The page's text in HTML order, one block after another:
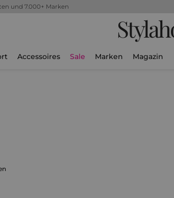
und 7.000+ Marken
Accessoires Sale Marken Magazin